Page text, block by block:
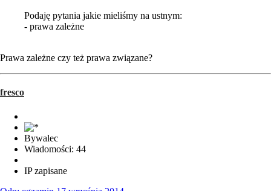
Podaję pytania jakie mieliśmy na ustnym:
- prawa zależne
Prawa zależne czy też prawa związane?
fresco
Bywalec
Wiadomości: 44
IP zapisane